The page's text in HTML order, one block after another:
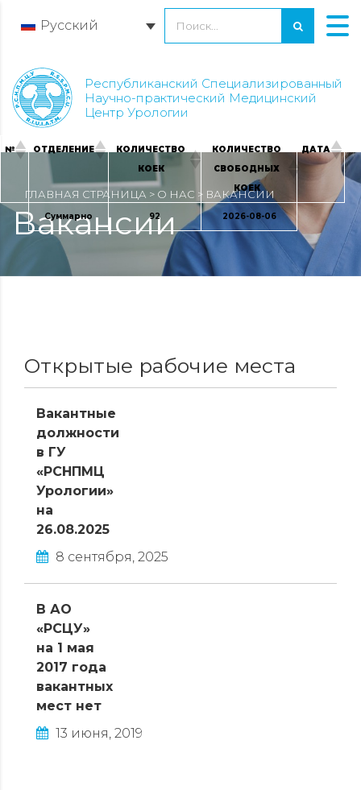
Русский
Республиканский Специализированный
Научно-практический Медицинский
Центр Урологии
Вакансии
ГЛАВНАЯ СТРАНИЦА > О НАС > ВАКАНСИИ
№ ОТДЕЛЕНИЕ
КОЛИЧЕСТВО
КОЕК
КОЛИЧЕСТВО
СВОБОДНЫХ
КОЕК
ДАТА
Суммарно 92 2026-08-06
Открытые рабочие места
Вакантные
должности
в ГУ
«РСНПМЦ
Урологии»
на
26.08.2025
8 сентября, 2025
В АО
«РСЦУ»
на 1 мая
2017 года
вакантных
мест нет
13 июня, 2019